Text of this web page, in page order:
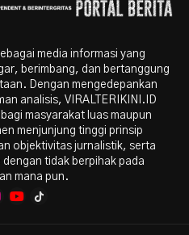
media informasi yang
berimbang, dan bertanggung
Dengan mengedepankan
analisis, VIRALTERIKINI.ID
masyarakat luas maupun
menjunjung tinggi prinsip
objektivitas jurnalistik, serta
tidak berpihak pada
mana pun.